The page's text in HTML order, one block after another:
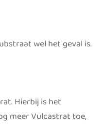
wel het geval is.
Hierbij is het
meer Vulcastrat toe,